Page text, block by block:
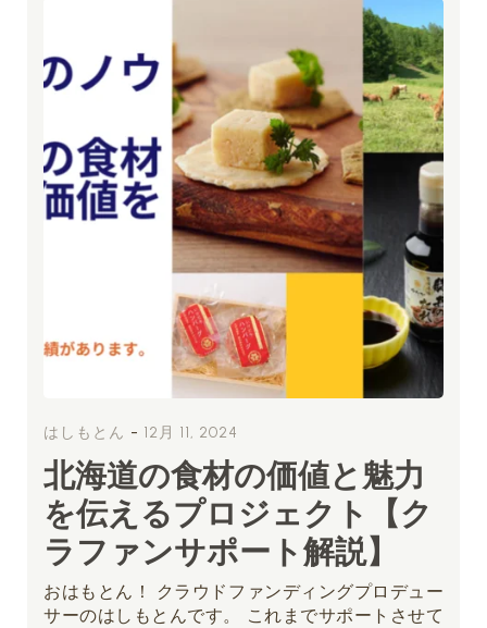
はしもとん - 12月 11, 2024
北海道の食材の価値と魅力
を伝えるプロジェクト【ク
ラファンサポート解説】
おはもとん！ クラウドファンディングプロデュー
サーのはしもとんです。 これまでサポートさせて